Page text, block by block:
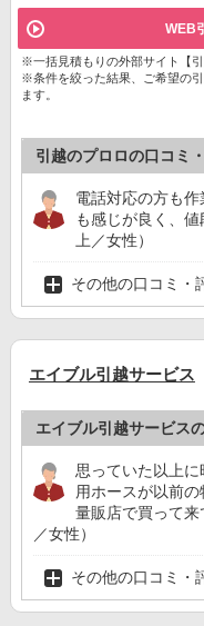
WEB
※一括見積もりの外部サイト【引
※条件を絞った結果、ご希望の
ます。
引越のプロロの口コミ
電話対応の方も
も感じが良く、
上／女性）
その他の口コミ・
エイブル引越サービス
エイブル引越サービス
思っていた以上
用ホースが以前
量販店で買って
／女性）
その他の口コミ・